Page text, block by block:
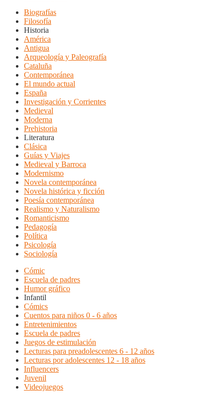
Biografías
Filosofía
Historia
América
Antigua
Arqueología y Paleografía
Cataluña
Contemporánea
El mundo actual
España
Investigación y Corrientes
Medieval
Moderna
Prehistoria
Literatura
Clásica
Guías y Viajes
Medieval y Barroca
Modernismo
Novela contemporánea
Novela histórica y ficción
Poesía contemporánea
Realismo y Naturalismo
Romanticismo
Pedagogía
Política
Psicología
Sociología
Cómic
Escuela de padres
Humor gráfico
Infantil
Cómics
Cuentos para niños 0 - 6 años
Entretenimientos
Escuela de padres
Juegos de estimulación
Lecturas para preadolescentes 6 - 12 años
Lecturas por adolescentes 12 - 18 años
Influencers
Juvenil
Videojuegos